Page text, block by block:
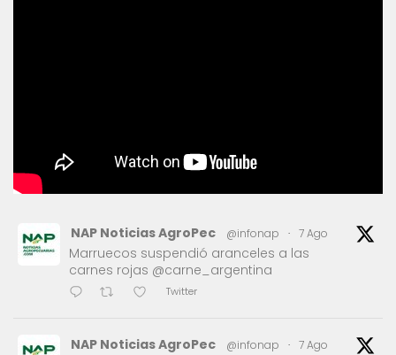
NAP Noticias AgroPec @infonap · 7 Ago
Marruecos suspendió aranceles a las
carnes rojas @carne_argentina
Twitter
NAP Noticias AgroPec @infonap · 7 Ago